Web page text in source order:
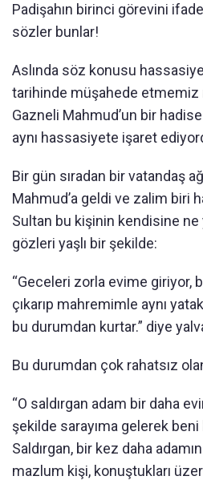
Padişahın birinci görevini
sözler bunlar!
Aslında söz konusu
tarihinde müşahede etmemiz
Gazneli Mahmud’un bir
aynı hassasiyete işaret
Bir gün sıradan bir vatandaş
Mahmud’a geldi ve zalim biri
Sultan bu kişinin kendisine ne
gözleri yaşlı bir şekilde:
“Geceleri zorla evime giriyor,
çıkarıp mahremimle aynı
bu durumdan kurtar.” diye
Bu durumdan çok rahatsız
“O saldırgan adam bir daha
şekilde sarayıma gelerek beni
Saldırgan, bir kez daha
mazlum kişi, konuştukları